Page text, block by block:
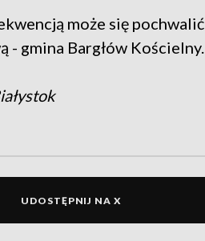
może się pochwalić
- gmina Bargłów Kościelny.
UDOSTĘPNIJ NA X